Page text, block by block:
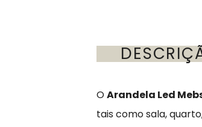
OArandela Led
tais como sala,